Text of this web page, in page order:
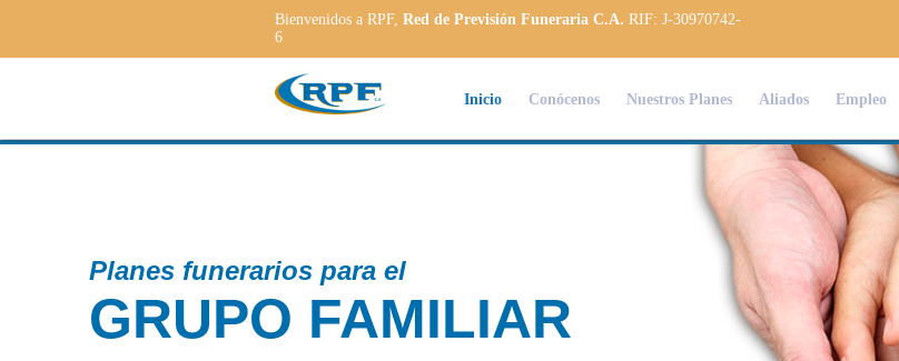
Bienvenidos a RPF, Red de Previsión Funeraria C.A. RIF: J-30970742-
6
Inicio Conócenos Nuestros Planes Aliados Empleo
Planes funerarios para el
GRUPO FAMILIAR